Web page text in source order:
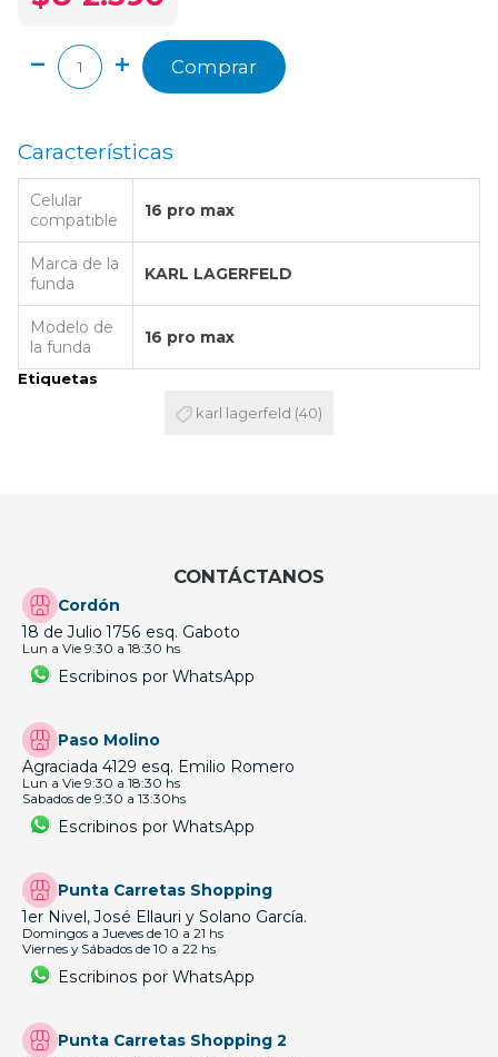
Comprar
Características
Celular
compatible
16 pro max
Marca de la
funda
KARL LAGERFELD
Modelo de
la funda
16 pro max
Etiquetas
karl lagerfeld (40)
CONTÁCTANOS
Cordón
18 de Julio 1756 esq. Gaboto
Lun a Vie 9:30 a 18:30 hs
Escribinos por WhatsApp
Paso Molino
Agraciada 4129 esq. Emilio Romero
Lun a Vie 9:30 a 18:30 hs
Sabados de 9:30 a 13:30hs
Escribinos por WhatsApp
Punta Carretas Shopping
1er Nivel, José Ellauri y Solano García.
Domingos a Jueves de 10 a 21 hs
Viernes y Sábados de 10 a 22 hs
Escribinos por WhatsApp
Punta Carretas Shopping 2